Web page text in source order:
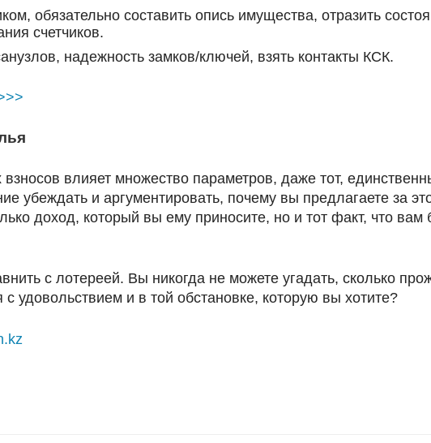
обязательно составить опись имущества, отразить
счетчиков.
надежность замков/ключей, взять контакты КСК.
влияет множество параметров, даже тот,
убеждать и аргументировать, почему вы предлагаете за
доход, который вы ему приносите, но и тот факт, что
с лотереей. Вы никогда не можете угадать, сколько
удовольствием и в той обстановке, которую вы хотите?